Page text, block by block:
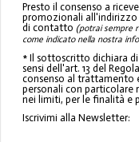
Presto il consenso a
promozionali
di contatto (potrai sempre
come indicato nella nostra
* Il sottoscritto dichiara
sensi dell'art. 13 del
consenso al trattamento
personali con particolare
nei limiti, per le finalità e
Iscrivimi alla Newsletter: